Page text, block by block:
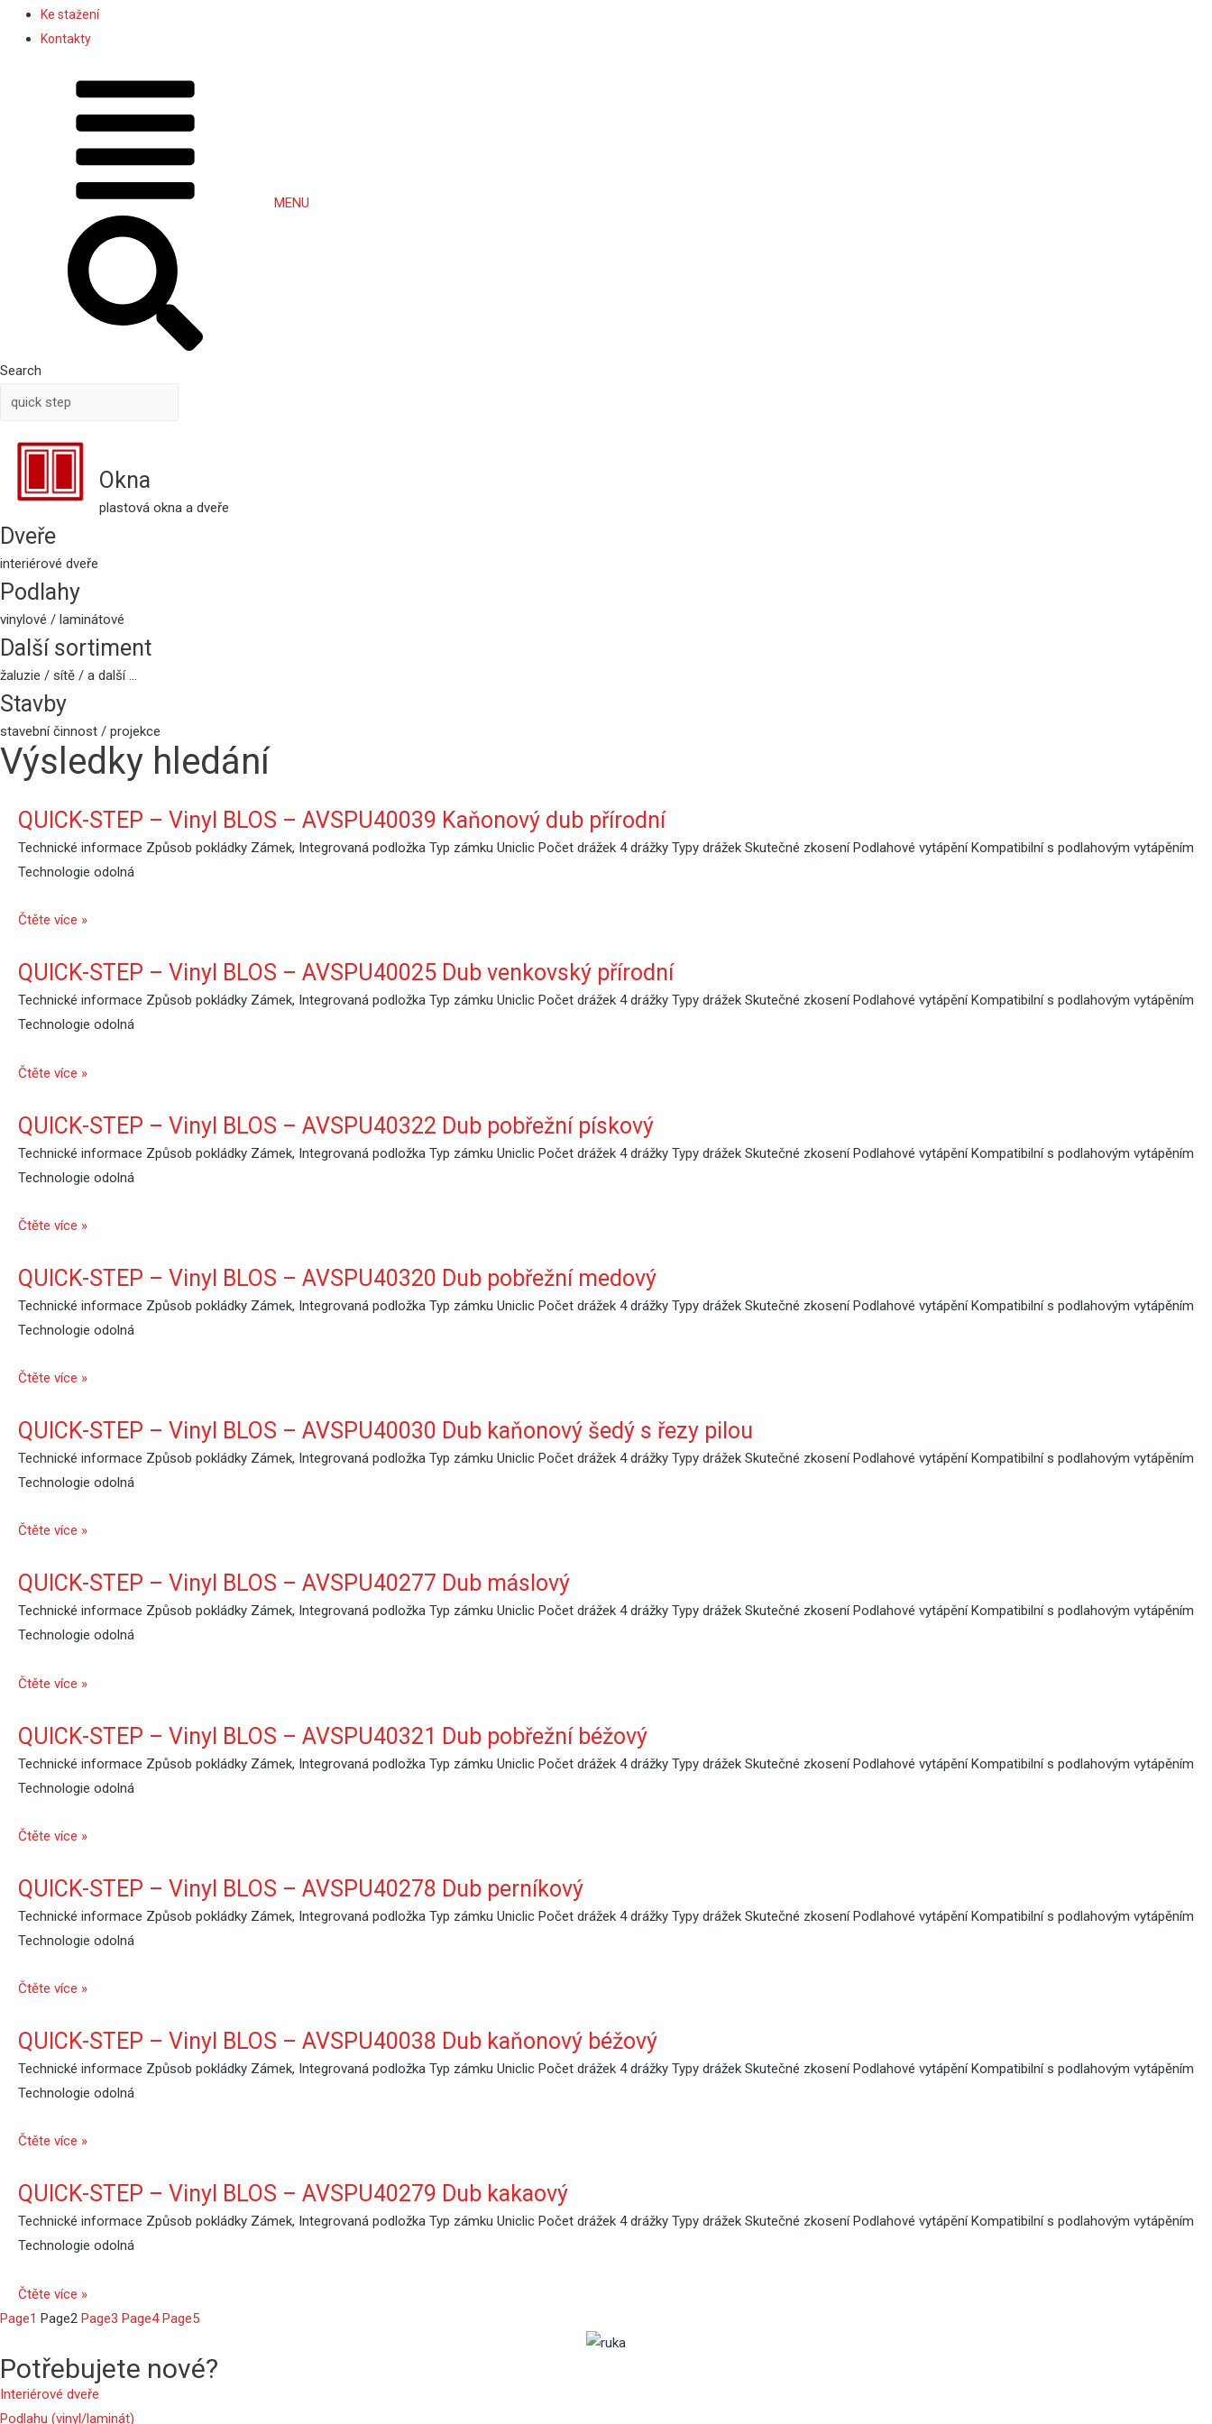
Ke stažení
Kontakty
MENU
Search
Okna
plastová okna a dveře
Dveře
interiérové dveře
Podlahy
vinylové / laminátové
Další sortiment
žaluzie / sítě / a další ...
Stavby
stavební činnost / projekce
Výsledky hledání
QUICK-STEP – Vinyl BLOS – AVSPU40039 Kaňonový dub přírodní
Technické informace Způsob pokládky Zámek, Integrovaná podložka Typ zámku Uniclic Počet drážek 4 drážky Typy drážek Skutečné zkosení Podlahové vytápění Kompatibilní s podlahovým vytápěním
Technologie odolná
Čtěte více »
QUICK-STEP – Vinyl BLOS – AVSPU40025 Dub venkovský přírodní
Technické informace Způsob pokládky Zámek, Integrovaná podložka Typ zámku Uniclic Počet drážek 4 drážky Typy drážek Skutečné zkosení Podlahové vytápění Kompatibilní s podlahovým vytápěním
Technologie odolná
Čtěte více »
QUICK-STEP – Vinyl BLOS – AVSPU40322 Dub pobřežní pískový
Technické informace Způsob pokládky Zámek, Integrovaná podložka Typ zámku Uniclic Počet drážek 4 drážky Typy drážek Skutečné zkosení Podlahové vytápění Kompatibilní s podlahovým vytápěním
Technologie odolná
Čtěte více »
QUICK-STEP – Vinyl BLOS – AVSPU40320 Dub pobřežní medový
Technické informace Způsob pokládky Zámek, Integrovaná podložka Typ zámku Uniclic Počet drážek 4 drážky Typy drážek Skutečné zkosení Podlahové vytápění Kompatibilní s podlahovým vytápěním
Technologie odolná
Čtěte více »
QUICK-STEP – Vinyl BLOS – AVSPU40030 Dub kaňonový šedý s řezy pilou
Technické informace Způsob pokládky Zámek, Integrovaná podložka Typ zámku Uniclic Počet drážek 4 drážky Typy drážek Skutečné zkosení Podlahové vytápění Kompatibilní s podlahovým vytápěním
Technologie odolná
Čtěte více »
QUICK-STEP – Vinyl BLOS – AVSPU40277 Dub máslový
Technické informace Způsob pokládky Zámek, Integrovaná podložka Typ zámku Uniclic Počet drážek 4 drážky Typy drážek Skutečné zkosení Podlahové vytápění Kompatibilní s podlahovým vytápěním
Technologie odolná
Čtěte více »
QUICK-STEP – Vinyl BLOS – AVSPU40321 Dub pobřežní béžový
Technické informace Způsob pokládky Zámek, Integrovaná podložka Typ zámku Uniclic Počet drážek 4 drážky Typy drážek Skutečné zkosení Podlahové vytápění Kompatibilní s podlahovým vytápěním
Technologie odolná
Čtěte více »
QUICK-STEP – Vinyl BLOS – AVSPU40278 Dub perníkový
Technické informace Způsob pokládky Zámek, Integrovaná podložka Typ zámku Uniclic Počet drážek 4 drážky Typy drážek Skutečné zkosení Podlahové vytápění Kompatibilní s podlahovým vytápěním
Technologie odolná
Čtěte více »
QUICK-STEP – Vinyl BLOS – AVSPU40038 Dub kaňonový béžový
Technické informace Způsob pokládky Zámek, Integrovaná podložka Typ zámku Uniclic Počet drážek 4 drážky Typy drážek Skutečné zkosení Podlahové vytápění Kompatibilní s podlahovým vytápěním
Technologie odolná
Čtěte více »
QUICK-STEP – Vinyl BLOS – AVSPU40279 Dub kakaový
Technické informace Způsob pokládky Zámek, Integrovaná podložka Typ zámku Uniclic Počet drážek 4 drážky Typy drážek Skutečné zkosení Podlahové vytápění Kompatibilní s podlahovým vytápěním
Technologie odolná
Čtěte více »
Page1 Page2 Page3 Page4 Page5
Potřebujete nové?
Interiérové dveře
Podlahu (vinyl/laminát)